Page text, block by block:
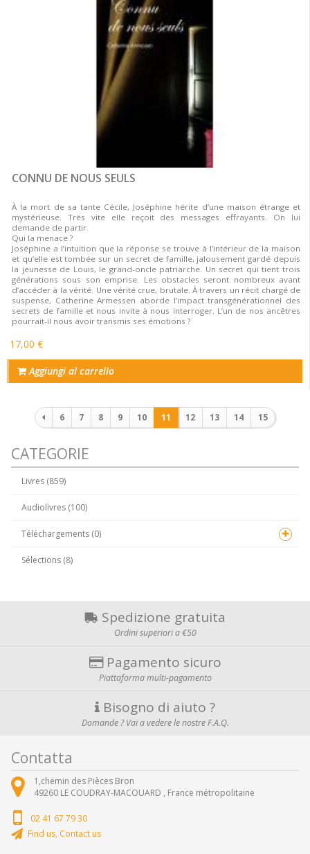
CONNU DE NOUS SEULS
À la mort de sa tante Cécile, Joséphine hérite d’une maison étrange et
mystérieuse. Très vite elle reçoit des messages effrayants. On lui
demande de partir.
Qui la menace ?
Joséphine a l’intuition que la réponse se trouve à l’intérieur de la maison
et qu’elle est tombée sur un secret de famille, jalousement gardé depuis
la jeunesse de Louis, le grand-oncle patriarche. Un secret qui tient trois
générations sous son emprise. Les obstacles seront nombreux avant
d’accéder à la vérité. Une vérité crue, brutale. À travers un récit chargé de
suspense, Catherine Armessen aborde l’impact transgénérationnel des
secrets de famille et nous invite à nous interroger. L’un de nos ancêtres
pourrait-il nous avoir transmis ses émotions ?
17,00 €
Aggiungi al carrello
Paginazione
6 7 8 9 10 11 12 13 14 15
CATEGORIE
Livres (859)
Audiolivres (100)
Téléchargements (0)
Sélections (8)
Spedizione gratuita
Ordini superiori a €50
Pagamento sicuro
Piattaforma multi-pagamento
Bisogno di aiuto ?
Domande ? Vai a vedere le nostre F.A.Q.
Contatta
1,chemin des Pièces Bron
49260 LE COUDRAY-MACOUARD , France métropolitaine
02 41 67 79 30
Find us, Contact us